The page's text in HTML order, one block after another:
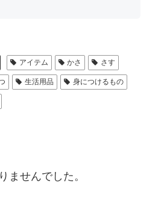
アイテム かさ さす
生活用品 身につけるもの
ませんでした。